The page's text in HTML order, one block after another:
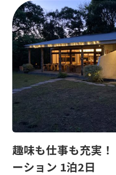
趣味も仕事も充実
ーション 1泊2日